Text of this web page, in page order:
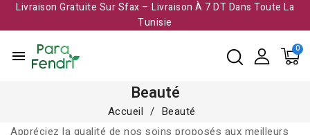
Livraison Gratuite Sur Sfax – Livraison À 7 DT Dans Toute La
Tunisie​
menu
Beauté
Accueil
Beauté
Appréciez la qualité de nos soins proposés aux meilleurs